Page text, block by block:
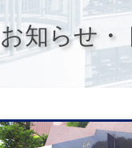
お知らせ・